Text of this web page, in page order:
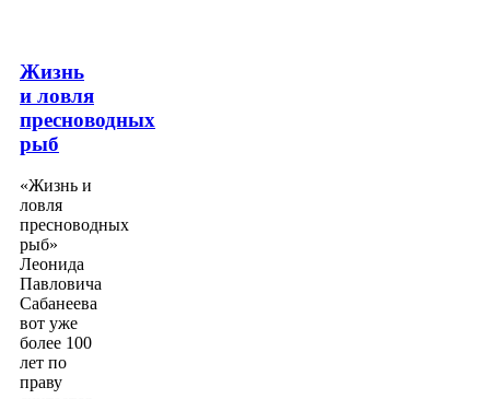
Жизнь
и ловля
пресноводных
рыб
«Жизнь и
ловля
пресноводных
рыб»
Леонида
Павловича
Сабанеева
вот уже
более 100
лет по
праву